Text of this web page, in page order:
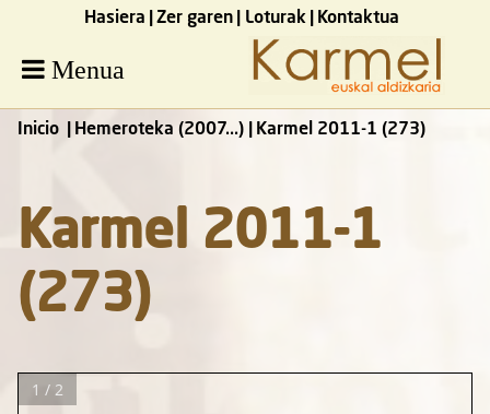
Hasiera Zer garen Loturak Kontaktua
Menua
Inicio Hemeroteka (2007...) Karmel 2011-1 (273)
Karmel 2011-1
(273)
1 / 2